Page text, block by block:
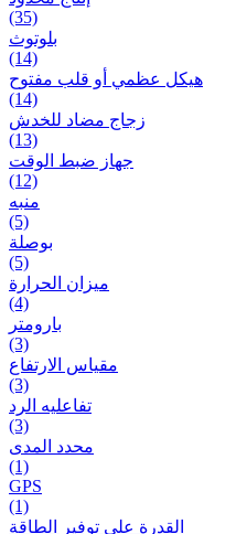
(35)
بلوتوث
(14)
هيكل عظمي أو قلب مفتوح
(14)
زجاج مضاد للخدش
(13)
جهاز ضبط الوقت
(12)
منبه
(5)
بوصلة
(5)
ميزان الحرارة
(4)
بارومتر
(3)
مقياس الارتفاع
(3)
تفاعلیه الرد
(3)
محدد المدى
(1)
GPS
(1)
القدرة على توفير الطاقة